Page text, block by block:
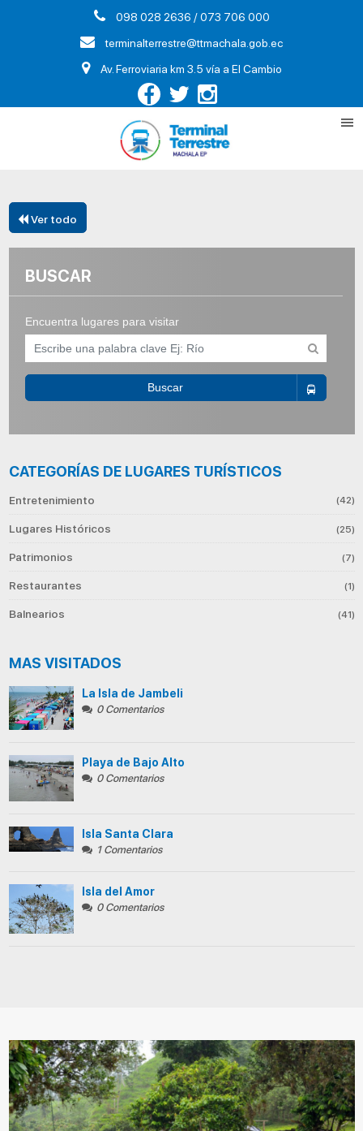
098 028 2636 / 073 706 000
terminalterrestre@ttmachala.gob.ec
Av. Ferroviaria km 3.5 vía a El Cambio
Ver todo
BUSCAR
Encuentra lugares para visitar
Buscar
CATEGORÍAS DE LUGARES TURÍSTICOS
Entretenimiento (42)
Lugares Históricos (25)
Patrimonios (7)
Restaurantes (1)
Balnearios (41)
MAS VISITADOS
La Isla de Jambeli
0 Comentarios
Playa de Bajo Alto
0 Comentarios
Isla Santa Clara
1 Comentarios
Isla del Amor
0 Comentarios